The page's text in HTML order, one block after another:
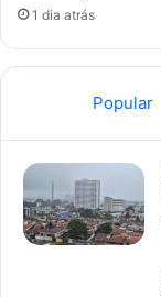
1 dia atrás
Popular